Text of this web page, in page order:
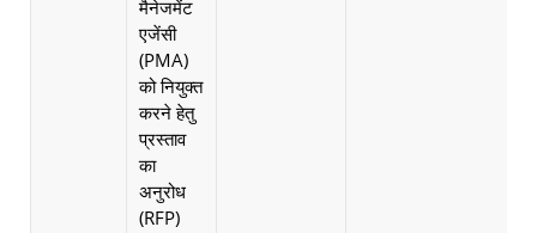
मैनेजमेंट
एजेंसी
(PMA)
को नियुक्त
करने हेतु
प्रस्ताव
का
अनुरोध
(RFP)